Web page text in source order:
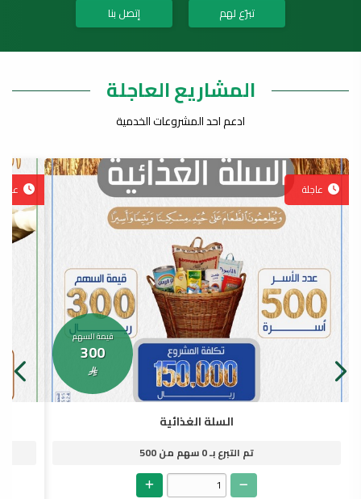
تبرّع لهم إتصل بنا
المشاريع العاجلة
ادعم احد المشروعات الخدمية
قيمة السهم
300

عاجلة
السلة الغذائية
تم التبرع بـ0سهم من500